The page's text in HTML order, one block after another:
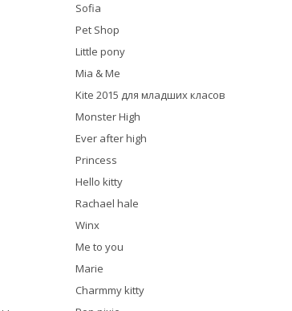
Sofia
Pet Shop
Little pony
Mia & Me
Kite 2015 для младших класов
Monster High
Ever after high
Princess
Hello kitty
Rachael hale
Winx
Me to you
Marie
Charmmy kitty